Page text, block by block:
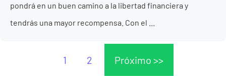
pondrá en un buen camino a la libertad financiera y
tendrás una mayor recompensa. Con el ...
1 2 Próximo >>